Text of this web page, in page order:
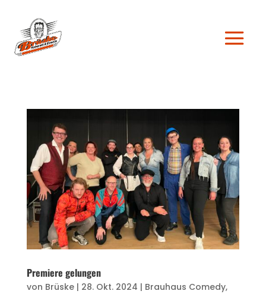
Premiere gelungen
von Brüske| 28. Okt. 2024 | Brauhaus Comedy,